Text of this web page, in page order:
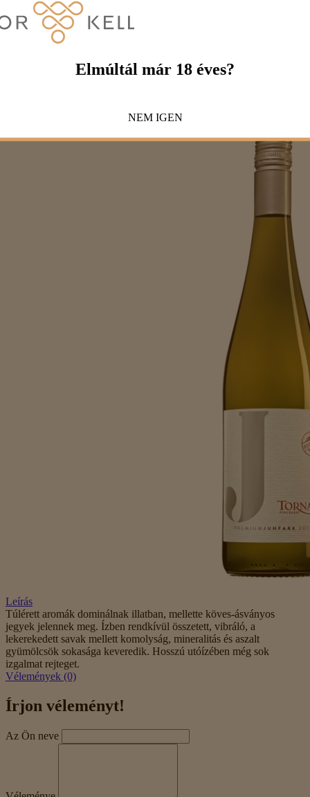
Fehér
Tornai – Prémium juhfark 2024
Leírás
Túlérett aromák dominálnak illatban, mellette köves-ásványos
jegyek jelennek meg. Ízben rendkívül összetett, vibráló, a
lekerekedett savak mellett komolyság, mineralitás és aszalt
gyümölcsök sokasága keveredik. Hosszú utóízében még sok
izgalmat rejteget.
Vélemények (0)
Írjon véleményt!
Az Ön neve
Elmúltál már 18 éves?
NEM IGEN